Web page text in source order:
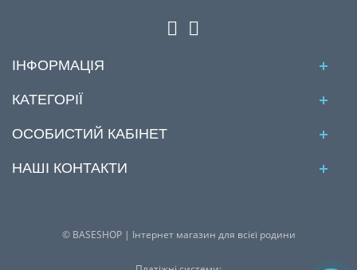
ІНФОРМАЦІЯ
КАТЕГОРІЇ
ОСОБИСТИЙ КАБІНЕТ
НАШІ КОНТАКТИ
© BASESHOP | Інтернет магазин для всієї родини